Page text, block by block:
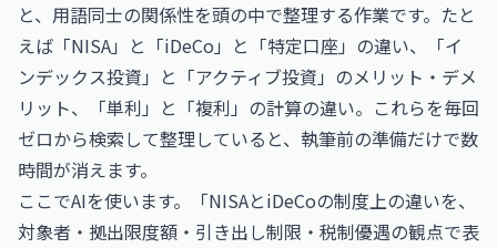
と、用語同士の関係性を頭の中で整理する作業です。たと
えば「NISA」と「iDeCo」と「特定口座」の違い、「イ
ンデックス投資」と「アクティブ投資」のメリット・デメ
リット、「単利」と「複利」の計算の違い。これらを毎回
ゼロから検索して整理していると、執筆前の準備だけで数
時間が消えます。
ここでAIを使います。「NISAとiDeCoの制度上の違いを、
対象者・拠出限度額・引き出し制限・税制優遇の観点で表